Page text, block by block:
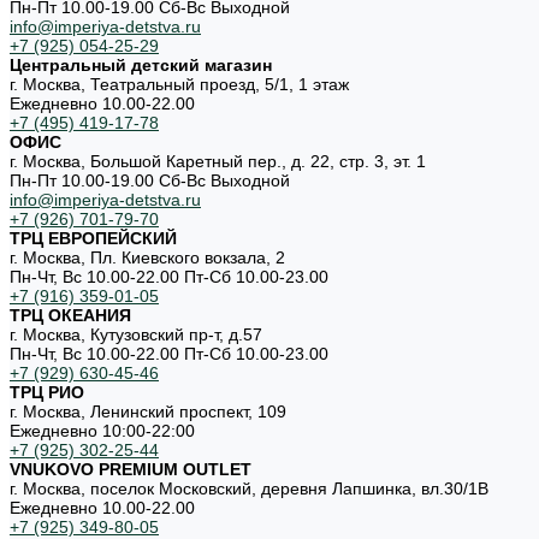
Пн-Пт 10.00-19.00 Cб-Вс Выходной
info@imperiya-detstva.ru
+7 (925) 054-25-29
Центральный детский магазин
г. Москва, Театральный проезд, 5/1, 1 этаж
Ежедневно 10.00-22.00
+7 (495) 419-17-78
ОФИС
г. Москва, Большой Каретный пер., д. 22, стр. 3, эт. 1
Пн-Пт 10.00-19.00 Cб-Вс Выходной
info@imperiya-detstva.ru
+7 (926) 701-79-70
ТРЦ ЕВРОПЕЙСКИЙ
г. Москва, Пл. Киевского вокзала, 2
Пн-Чт, Вс 10.00-22.00 Пт-Сб 10.00-23.00
+7 (916) 359-01-05
ТРЦ ОКЕАНИЯ
г. Москва, Кутузовский пр-т, д.57
Пн-Чт, Вс 10.00-22.00 Пт-Сб 10.00-23.00
+7 (929) 630-45-46
ТРЦ РИО
г. Москва, Ленинский проспект, 109
Ежедневно 10:00-22:00
+7 (925) 302-25-44
VNUKOVO PREMIUM OUTLET
г. Москва, поселок Московский, деревня Лапшинка, вл.30/1В
Ежедневно 10.00-22.00
+7 (925) 349-80-05